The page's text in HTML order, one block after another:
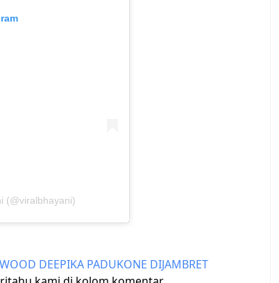
(@viralbhayani)
DEEPIKA PADUKONE DIJAMBRET